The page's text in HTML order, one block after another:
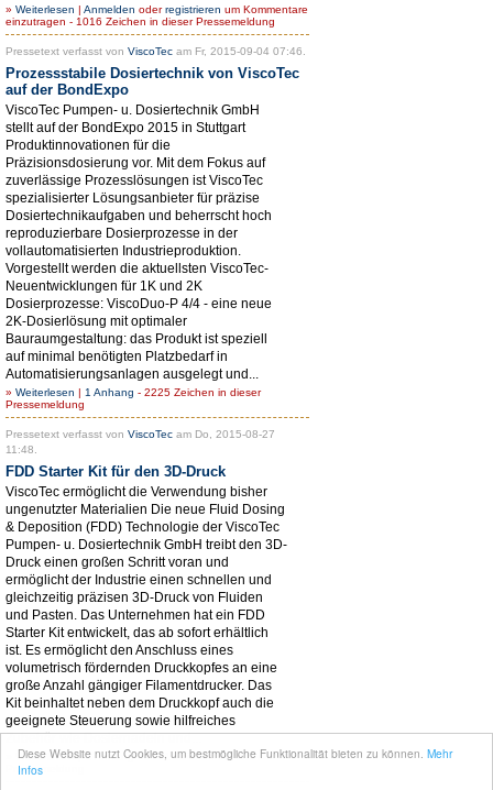
Diese Website nutzt Cookies, um bestmögliche Funktionalität bieten zu können. Mehr
Infos
» Weiterlesen | Anmelden oderregistrieren um Kommentare
einzutragen - 1016 Zeichen in dieser Pressemeldung
Pressetext verfasst von ViscoTec am Fr, 2015-09-04 07:46.
Prozessstabile Dosiertechnik von ViscoTec
auf der BondExpo
ViscoTec Pumpen- u. Dosiertechnik GmbH
stellt auf der BondExpo 2015 in Stuttgart
Produktinnovationen für die
Präzisionsdosierung vor. Mit dem Fokus auf
zuverlässige Prozesslösungen ist ViscoTec
spezialisierter Lösungsanbieter für präzise
Dosiertechnikaufgaben und beherrscht hoch
reproduzierbare Dosierprozesse in der
vollautomatisierten Industrieproduktion.
Vorgestellt werden die aktuellsten ViscoTec-
Neuentwicklungen für 1K und 2K
Dosierprozesse: ViscoDuo-P 4/4 - eine neue
2K-Dosierlösung mit optimaler
Bauraumgestaltung: das Produkt ist speziell
auf minimal benötigten Platzbedarf in
Automatisierungsanlagen ausgelegt und...
» Weiterlesen | 1 Anhang - 2225 Zeichen in dieser
Pressemeldung
Pressetext verfasst von ViscoTec am Do, 2015-08-27
11:48.
FDD Starter Kit für den 3D-Druck
ViscoTec ermöglicht die Verwendung bisher
ungenutzter Materialien Die neue Fluid Dosing
& Deposition (FDD) Technologie der ViscoTec
Pumpen- u. Dosiertechnik GmbH treibt den 3D-
Druck einen großen Schritt voran und
ermöglicht der Industrie einen schnellen und
gleichzeitig präzisen 3D-Druck von Fluiden
und Pasten. Das Unternehmen hat ein FDD
Starter Kit entwickelt, das ab sofort erhältlich
ist. Es ermöglicht den Anschluss eines
volumetrisch fördernden Druckkopfes an eine
große Anzahl gängiger Filamentdrucker. Das
Kit beinhaltet neben dem Druckkopf auch die
geeignete Steuerung sowie hilfreiches
Zubehör wie Dosiernadeln und...
Weiterlesen|1 Anhang- 3121 Zeichen in dieser
Pressemeldung